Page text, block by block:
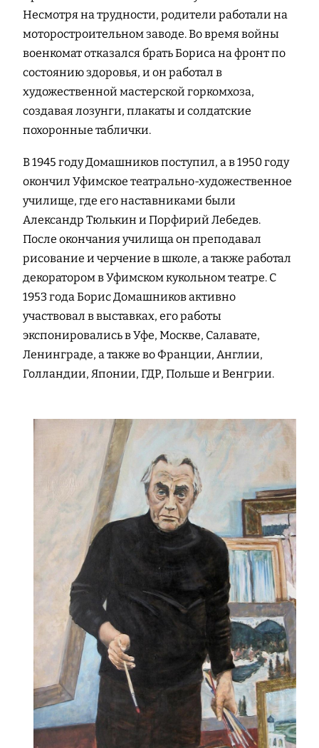
Несмотря на трудности, родители работали на
моторостроительном заводе. Во время войны
военкомат отказался брать Бориса на фронт по
состоянию здоровья, и он работал в
художественной мастерской горкомхоза,
создавая лозунги, плакаты и солдатские
похоронные таблички.
В 1945 году Домашников поступил, а в 1950 году
окончил Уфимское театрально-художественное
училище, где его наставниками были
Александр Тюлькин и Порфирий Лебедев.
После окончания училища он преподавал
рисование и черчение в школе, а также работал
декоратором в Уфимском кукольном театре. С
1953 года Борис Домашников активно
участвовал в выставках, его работы
экспонировались в Уфе, Москве, Салавате,
Ленинграде, а также во Франции, Англии,
Голландии, Японии, ГДР, Польше и Венгрии.